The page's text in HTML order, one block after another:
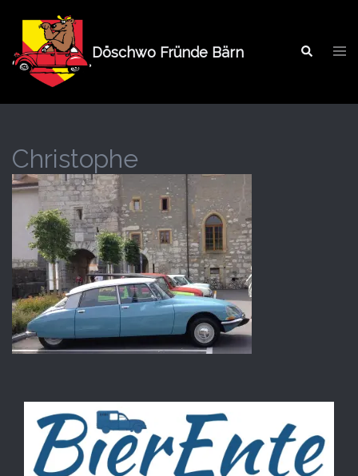
Inhalt
Döschwo Fründe Bärn Search
Christophe